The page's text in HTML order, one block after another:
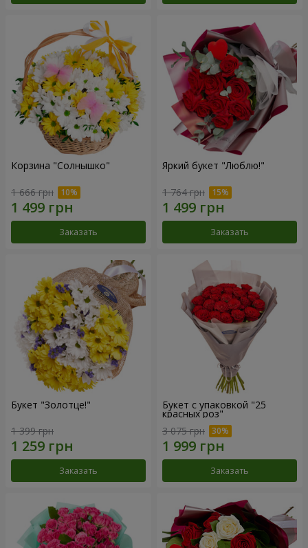
Корзина "Солнышко"
1 666 грн
Заказать
Яркий букет "Люблю!"
1 764 грн
Заказать
Букет "Золотце!"
1 399 грн
Заказать
Букет с упаковкой "25
красных роз"
3 075 грн
Заказать